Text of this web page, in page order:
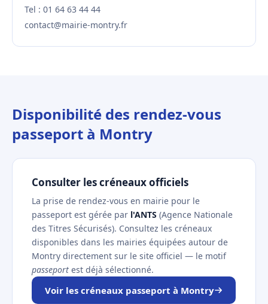
Tel : 01 64 63 44 44
contact@mairie-montry.fr
Disponibilité des rendez-vous
passeport à Montry
Consulter les créneaux officiels
La prise de rendez-vous en mairie pour le
passeport est gérée par l'ANTS (Agence Nationale
des Titres Sécurisés). Consultez les créneaux
disponibles dans les mairies équipées autour de
Montry directement sur le site officiel — le motif
passeport est déjà sélectionné.
Voir les créneaux passeport à Montry